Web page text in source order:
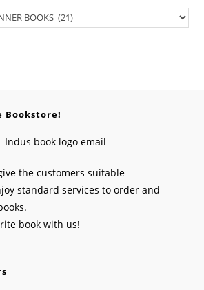
Bookstore!
the customers suitable
standard services to order and
book with us!